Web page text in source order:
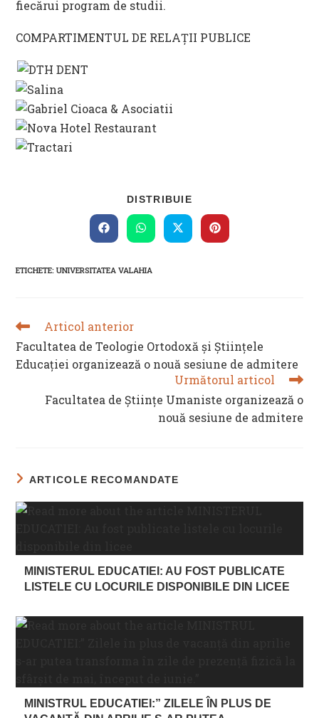
fiecărui program de studii.
COMPARTIMENTUL DE RELAȚII PUBLICE
DISTRIBUIE
THIS
CONTENT
Opens
in
window
Opens
in
window
Opens
in
Opens
in
ETICHETE:UNIVERSITATEA VALAHIA
READ
MORE
ARTICLES
Articol anterior
Facultatea de Teologie Ortodoxă și Științele
Educației organizează o nouă sesiune de admitere
Următorul articol
Facultatea de Științe Umaniste organizează o
nouă sesiune de admitere
ARTICOLE RECOMANDATE
MINISTERUL EDUCATIEI: AU FOST PUBLICATE
LISTELE CU LOCURILE DISPONIBILE DIN LICEE
MINISTRUL EDUCATIEI:” ZILELE ÎN PLUS DE